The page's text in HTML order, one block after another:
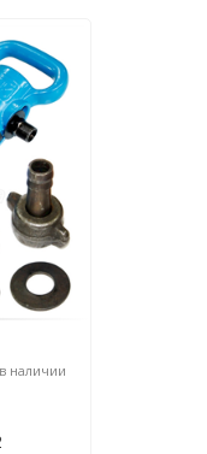
наличии